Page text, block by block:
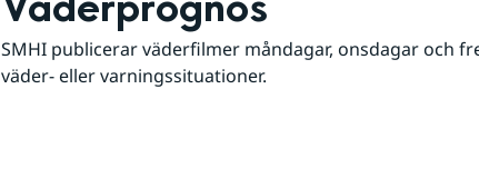
SMHI publicerar väderfilmer måndagar, onsdagar och
väder- eller varningssituationer.